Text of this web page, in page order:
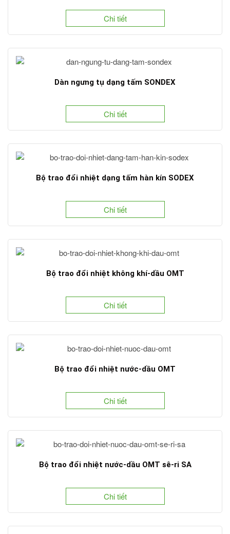
Chi tiết
Dàn ngưng tụ dạng tấm SONDEX
Chi tiết
Bộ trao đổi nhiệt dạng tấm hàn kín SODEX
Chi tiết
Bộ trao đổi nhiệt không khí-dầu OMT
Chi tiết
Bộ trao đổi nhiệt nước-dầu OMT
Chi tiết
Bộ trao đổi nhiệt nước-dầu OMT sê-ri SA
Chi tiết